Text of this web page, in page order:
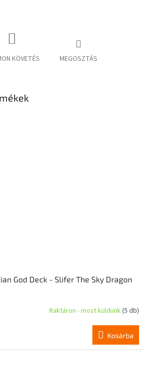
KÖVETÉS MEGOSZTÁS
God Deck - Slifer The Sky Dragon
Raktáron - most küldünk(5 db)
Kosárba